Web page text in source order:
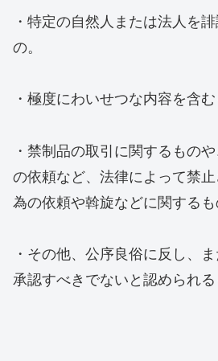
・特定の自然人または法人を
の。
・極度にわいせつな内容を含む
・禁制品の取引に関するもの
の依頼など、法律によって禁
為の依頼や斡旋などに関するも
・その他、公序良俗に反し、
承認すべきでないと認められる